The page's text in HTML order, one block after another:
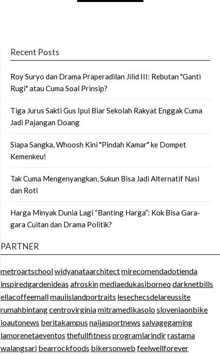
Recent Posts
Roy Suryo dan Drama Praperadilan Jilid III: Rebutan "Ganti
Rugi" atau Cuma Soal Prinsip?
Tiga Jurus Sakti Gus Ipul Biar Sekolah Rakyat Enggak Cuma
Jadi Pajangan Doang
Siapa Sangka, Whoosh Kini "Pindah Kamar" ke Dompet
Kemenkeu!
Tak Cuma Mengenyangkan, Sukun Bisa Jadi Alternatif Nasi
dan Roti
Harga Minyak Dunia Lagi “Banting Harga”: Kok Bisa Gara-
gara Cuitan dan Drama Politik?
PARTNER
metroartschoolwidyanataarchitectmirecomendadotienda
inspiredgardenideas afroskinmediaedukasiborneodarknetbills
ellacoffeemallmauiislandportraits lesechecsdelareussite
rumahbintangcentrovirginiamitramedikasolosloveniaonbike
ioautonews beritakampus naijasportnews salvagegaming
lamorenetaeventos thefullfitness programlarindirrastama
walangsari bearrockfoods bikersonweb feelwellforever